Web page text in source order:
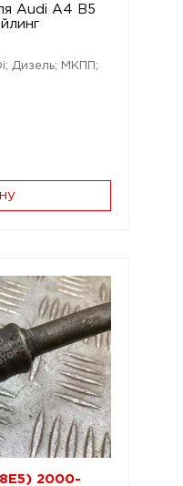
Audi A4 B5
Дизель; МКПП;
2000-